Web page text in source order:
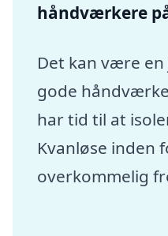
håndværkere
Det kan være
gode
har tid til at
Kvanløse inden
overkommelig